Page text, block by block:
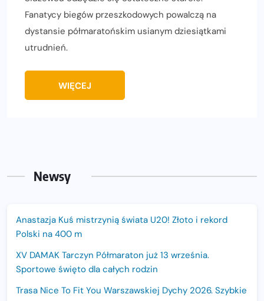
Fanatycy biegów przeszkodowych powalczą na
dystansie półmaratońskim usianym dziesiątkami
utrudnień.
WIĘCEJ
Newsy
Anastazja Kuś mistrzynią świata U20! Złoto i rekord
Polski na 400 m
XV DAMAK Tarczyn Półmaraton już 13 września.
Sportowe święto dla całych rodzin
Trasa Nice To Fit You Warszawskiej Dychy 2026. Szybkie